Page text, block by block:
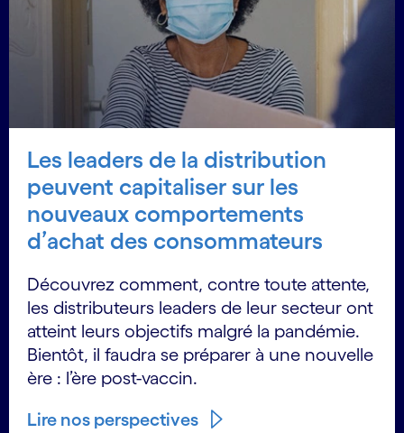
Les leaders de la distribution
peuvent capitaliser sur les
nouveaux comportements
d’achat des consommateurs
Découvrez comment, contre toute attente,
les distributeurs leaders de leur secteur ont
atteint leurs objectifs malgré la pandémie.
Bientôt, il faudra se préparer à une nouvelle
ère : l’ère post-vaccin.
Lire nos perspectives